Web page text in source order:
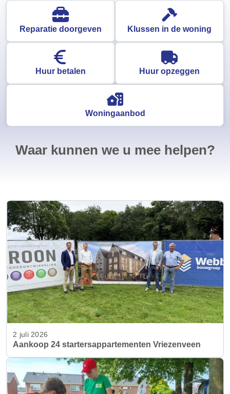
Reparatie doorgeven Klussen in de woning
Huur betalen Huur opzeggen
Woningaanbod
Waar kunnen we u mee helpen?
Aankoop 24 startersappartementen Vriezenveen
2 juli 2026